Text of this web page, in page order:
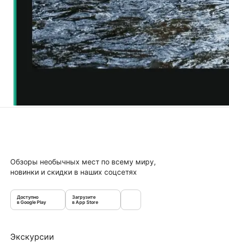
Обзоры необычных мест по всему миру,
новинки и скидки в наших соцсетях
Доступно
в Google Play
Загрузите
в App Store
Экскурсии